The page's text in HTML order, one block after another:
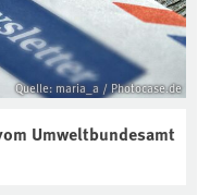
Quelle: maria_a / Photocase.de
Umweltbundesamt